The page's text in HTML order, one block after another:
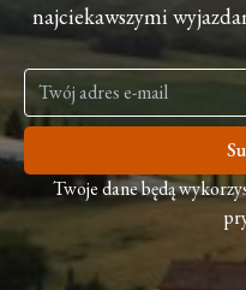
najciekawszymi
Twoje dane będą